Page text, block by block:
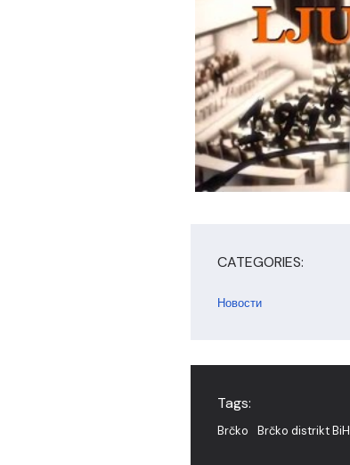
CATEGORIES:
Новости
Tags:
Brčko Brčko distrikt BiH